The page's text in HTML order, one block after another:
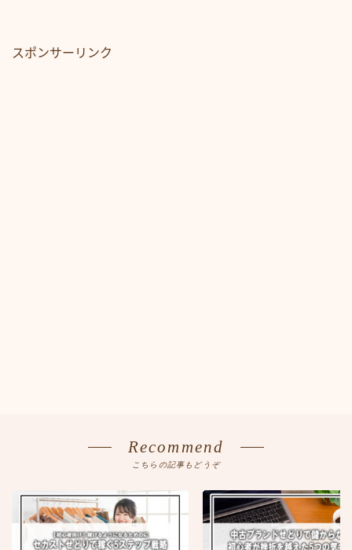
スポンサーリンク
Recommend
こちらの記事もどうぞ